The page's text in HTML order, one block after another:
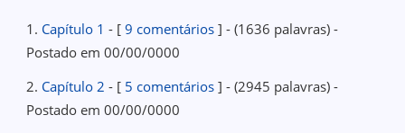
1. Capítulo 1 - [9 comentários ] - (1636 palavras) -
Postado em 00/00/0000
2. Capítulo 2 - [ 5 comentários ] - (2945 palavras) -
Postado em 00/00/0000